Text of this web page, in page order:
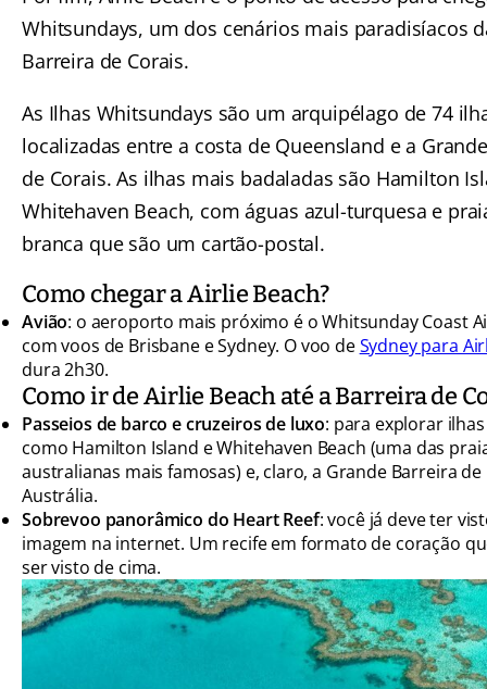
Whitsundays, um dos cenários mais paradisíacos
Barreira de Corais.
As Ilhas Whitsundays são um arquipélago de 74
localizadas entre a costa de Queensland e a
de Corais. As ilhas mais badaladas são Hamilton
Whitehaven Beach, com águas azul-turquesa e
branca que são um cartão-postal.
Como chegar a Airlie Beach?
Avião: o aeroporto mais próximo é o Whitsunday Coast
com voos de Brisbane e Sydney. O voo deSydney para
dura 2h30.
Como ir de Airlie Beach até a Barreira de
Passeios de barco e cruzeiros de luxo: para explorar ilhas
como Hamilton Island e Whitehaven Beach (uma das
australianas mais famosas) e, claro, a Grande Barreira de
Austrália.
Sobrevoo panorâmico do Heart Reef: você já deve ter
imagem na internet. Um recife em formato de coração
ser visto de cima.